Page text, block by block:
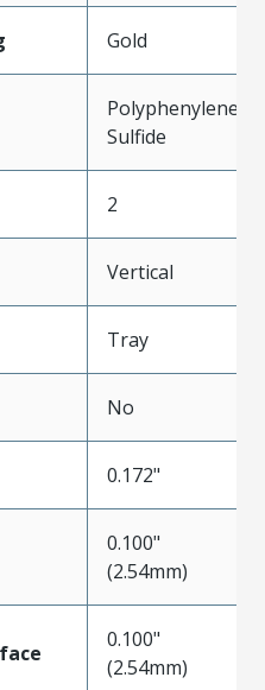
Gold
Polyphenylene
Sulfide
2
Vertical
Tray
No
0.172"
0.100"
(2.54mm)
0.100"
(2.54mm)